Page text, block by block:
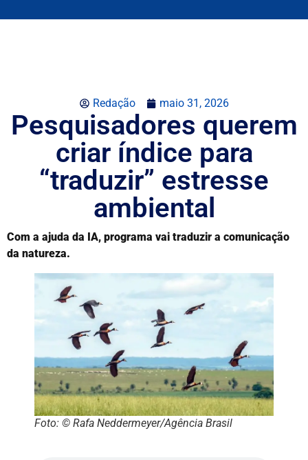
Redação maio 31, 2026
Pesquisadores querem
criar índice para
“traduzir” estresse
ambiental
Com a ajuda da IA, programa vai traduzir a comunicação
da natureza.
Foto: © Rafa Neddermeyer/Agência Brasil